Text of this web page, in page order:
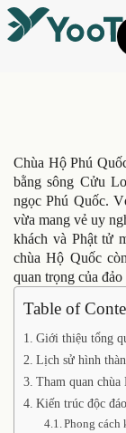
Chùa Hộ Phú
bằng sông Cửu
ngọc Phú Quốc.
vừa mang vẻ uy
khách và Phật tử
chùa Hộ Quốc
quan trọng của
Table of
Giới thiệu tổng
Lịch sử hình
Tham quan chùa
Kiến trúc độc
Phong